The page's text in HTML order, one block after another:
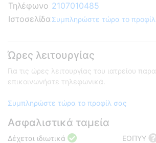
Τηλέφωνο 2107010485
Ιστοσελίδα Συμπληρώστε τώρα το
Ώρες λειτουργίας
Για τις ώρες λειτουργίας του ιατρείου
επικοινωνήστε τηλεφωνικά.
Συμπληρώστε τώρα το προφίλ σας
Ασφαλιστικά ταμεία
Δέχεται ιδιωτικά ΕΟΠΥΥ